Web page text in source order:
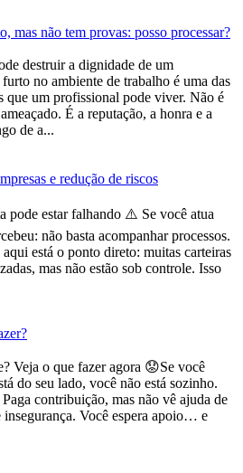
mas não tem provas: posso processar?
destruir a dignidade de um
no ambiente de trabalho é uma das
que um profissional pode viver. Não é
É a reputação, a honra e a
de a...
e redução de riscos
pode estar falhando ⚠️ Se você atua
não basta acompanhar processos.
está o ponto direto: muitas carteiras
mas não estão sob controle. Isso
Veja o que fazer agora 😟Se você
do seu lado, você não está sozinho.
contribuição, mas não vê ajuda de
insegurança. Você espera apoio… e